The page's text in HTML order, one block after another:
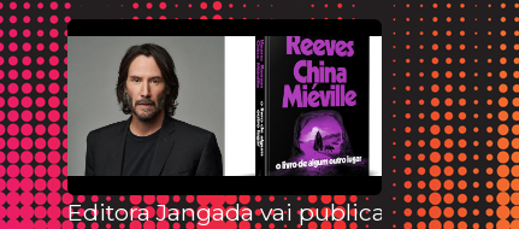
Editora Jangada vai publicar livro de